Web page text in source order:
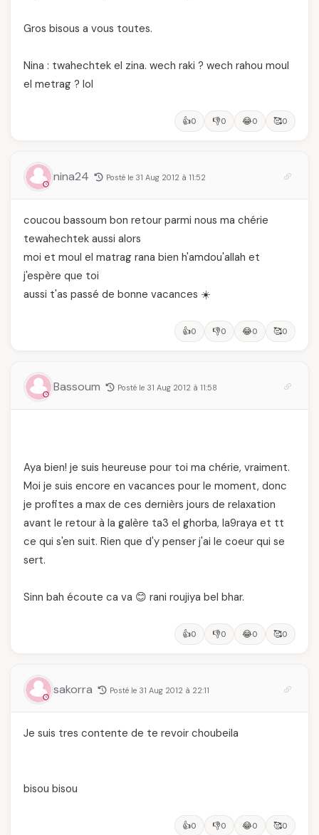
Gros bisous a vous toutes.
Nina : twahechtek el zina. wech raki ? wech rahou moul
el metrag ? lol
👍0 👎0 😂0 🥰0
nina24 Posté le 31 Aug 2012 à 11:52
coucou bassoum bon retour parmi nous ma chérie
tewahechtek aussi alors
moi et moul el matrag rana bien h'amdou'allah et
j'espère que toi
aussi t'as passé de bonne vacances ☀️
👍0 👎0 😂0 🥰0
Bassoum Posté le 31 Aug 2012 à 11:58
Aya bien! je suis heureuse pour toi ma chérie, vraiment.
Moi je suis encore en vacances pour le moment, donc
je profites a max de ces dernièrs jours de relaxation
avant le retour à la galère ta3 el ghorba, la9raya et tt
ce qui s'en suit. Rien que d'y penser j'ai le coeur qui se
sert.
Sinn bah écoute ca va 😊 rani roujiya bel bhar.
👍0 👎0 😂0 🥰0
sakorra Posté le 31 Aug 2012 à 22:11
Je suis tres contente de te revoir choubeila
bisou bisou
👍0 👎0 😂0 🥰0